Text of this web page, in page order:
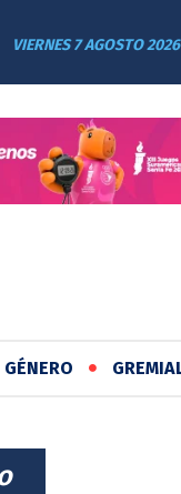
VIERNES 7 AGOSTO 2026
GÉNERO